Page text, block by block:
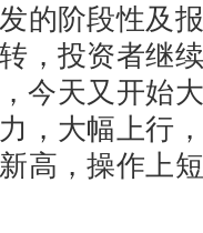
的阶段性及
，投资者继
今天又开始
，大幅上行
高，操作上